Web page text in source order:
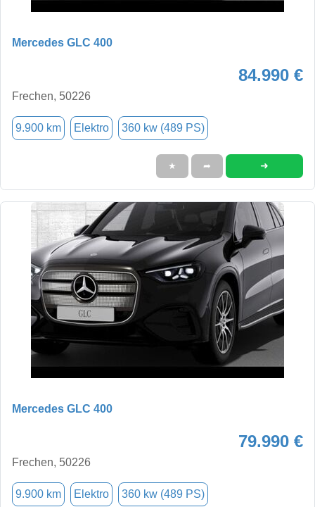
Mercedes GLC 400
84.990 €
Frechen, 50226
9.900 km Elektro 360 kw (489 PS)
★ ➦ ➜
Mercedes GLC 400
79.990 €
Frechen, 50226
9.900 km Elektro 360 kw (489 PS)